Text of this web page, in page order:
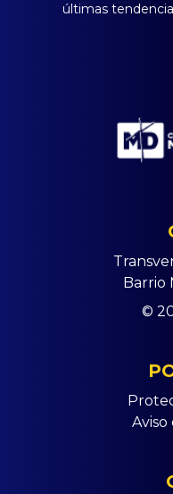
últimas
Barrio
©
Aviso